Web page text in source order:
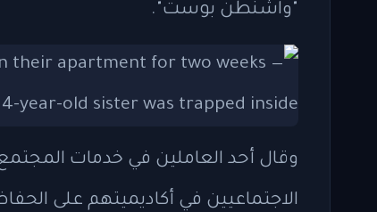
"واشنطن بوست".
وقال أحد العاملين في خدمات
الاجتماعيين في أكاديميتهم على